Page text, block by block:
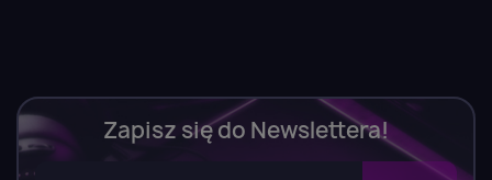
Zapisz się do Newslettera!